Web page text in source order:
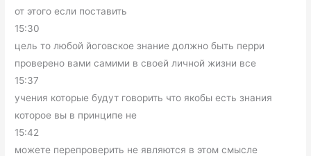
от этого если поставить
15:30
цель то любой йоговское знание должно быть перри
проверено вами самими в своей личной жизни все
15:37
учения которые будут говорить что якобы есть знания
которое вы в принципе не
15:42
можете перепроверить не являются в этом смысле